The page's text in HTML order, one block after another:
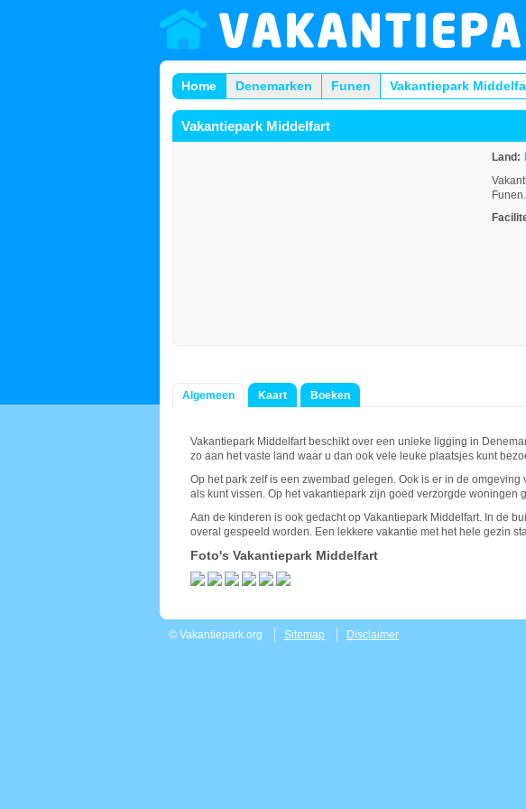
Home Denemarken Funen Vakantiepark
Vakantiepark Middelfart
Land:
Algemeen Kaart Boeken
Vakantiepark Middelfart beschikt over een unieke ligging in
zo aan het vaste land waar u dan ook vele leuke plaatsjes kunt
Op het park zelf is een zwembad gelegen. Ook is er in de
als kunt vissen. Op het vakantiepark zijn goed verzorgde woningen
Aan de kinderen is ook gedacht op Vakantiepark Middelfart. In de
overal gespeeld worden. Een lekkere vakantie met het hele gezin
Foto's Vakantiepark Middelfart
© Vakantiepark.org Sitemap Disclaimer